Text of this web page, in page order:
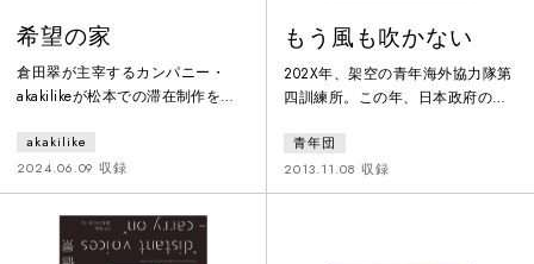
希望の家
倉田翠が主宰するカンパニー・
akakilikeが松本での滞在制作を経
フィクションでありながら、常に
現実の自分自身と社会の間にある
問題とつながっている。本作のテ
ーマは「信仰」。人、動物、自
然、宗教——人は何を拠り所とし
akakilike
2024.06.09 収録
もう風も吹かない
202X年、架空の青年海外協力隊第
四訓練所。この年、日本政府の財
援助活動の停止が決定される。最
後の派遣隊員となる青年たちの訓
練所生活の、その寂しく切ない悲
青年団
2013.11.08 収録